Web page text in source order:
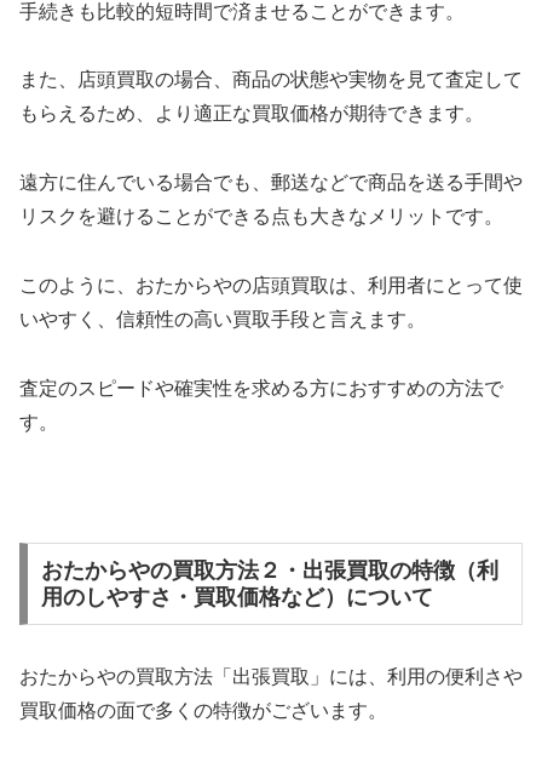
手続きも比較的短時間で済ませることができます。
また、店頭買取の場合、商品の状態や実物を見て査定して
もらえるため、より適正な買取価格が期待できます。
遠方に住んでいる場合でも、郵送などで商品を送る手間や
リスクを避けることができる点も大きなメリットです。
このように、おたからやの店頭買取は、利用者にとって使
いやすく、信頼性の高い買取手段と言えます。
査定のスピードや確実性を求める方におすすめの方法で
す。
おたからやの買取方法２・出張買取の特徴（利
用のしやすさ・買取価格など）について
おたからやの買取方法「出張買取」には、利用の便利さや
買取価格の面で多くの特徴がございます。